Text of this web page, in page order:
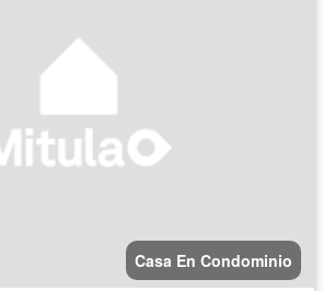
Casa En Condominio